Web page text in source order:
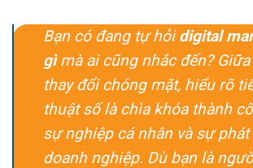
Bạn có đang tự hỏidigital
gìmà ai cũng nhắc đến?
thay đổi chóng mặt, hiểu rõ
thuật số là chìa khóa thành
sự nghiệp cá nhân và sự
doanh nghiệp. Dù bạn là